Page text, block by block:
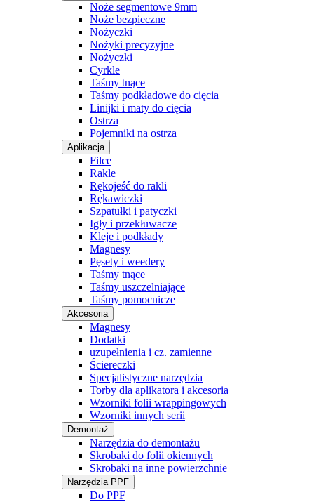
Noże segmentowe 9mm
Noże bezpieczne
Nożyczki
Nożyki precyzyjne
Nożyczki
Cyrkle
Taśmy tnące
Taśmy podkładowe do cięcia
Linijki i maty do cięcia
Ostrza
Pojemniki na ostrza
Aplikacja
Filce
Rakle
Rękojeść do rakli
Rękawiczki
Szpatułki i patyczki
Igły i przekłuwacze
Kleje i podkłady
Magnesy
Pęsety i weedery
Taśmy tnące
Taśmy uszczelniające
Taśmy pomocnicze
Akcesoria
Magnesy
Dodatki
uzupełnienia i cz. zamienne
Ściereczki
Specjalistyczne narzędzia
Torby dla aplikatora i akcesoria
Wzorniki folii wrappingowych
Wzorniki innych serii
Demontaż
Narzędzia do demontażu
Skrobaki do folii okiennych
Skrobaki na inne powierzchnie
Narzędzia PPF
Do PPF